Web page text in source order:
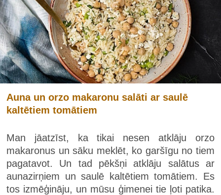
Auna un orzo makaronu salāti ar saulē
kaltētiem tomātiem
Man jāatzīst, ka tikai nesen atklāju orzo
makaronus un sāku meklēt, ko garšīgu no tiem
pagatavot. Un tad pēkšņi atklāju salātus ar
aunazirņiem un saulē kaltētiem tomātiem. Es
tos izmēģināju, un mūsu ģimenei tie ļoti patika.